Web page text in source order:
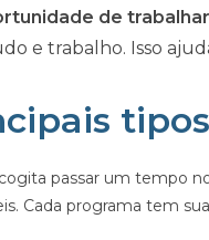
de trabalhar
e trabalho. Isso
passar um tempo
Cada programa tem